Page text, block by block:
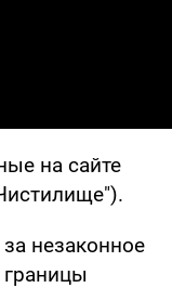
на сайте
незаконное
границы